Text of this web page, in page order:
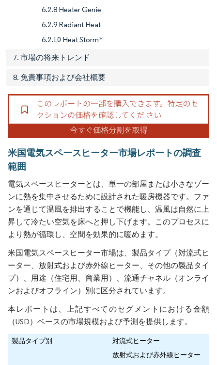
6.2.8 Heater Genie
6.2.9 Radiant Heat
6.2.10 Heat Storm*
7. 市場の将来トレンド
8. 免責事項および会社概要
米国電気スペースヒーター市場レポートの調査
範囲
電気スペースヒーターとは、単一の部屋または小さなゾー
ンに熱を集中させるために設計された暖房機器です。ファ
ンを通じて温風を排出することで機能し、温風は自然に上
昇して冷たい空気を床へと押し下げます。このプロセスに
より熱が循環し、空間を効果的に暖めます。
米国電気スペースヒーター市場は、製品タイプ（対流式ヒ
ーター、放射式および赤外線ヒーター、その他の製品タイ
プ）、用途（住宅用、商業用）、流通チャネル（オンライ
ンおよびオフライン）別に区分されています。
本レポートは、上記すべてのセグメントにおける金額
（USD）ベースの市場規模および予測を提供します。
製品タイプ別
対流式ヒーター
放射式および赤外線ヒーター